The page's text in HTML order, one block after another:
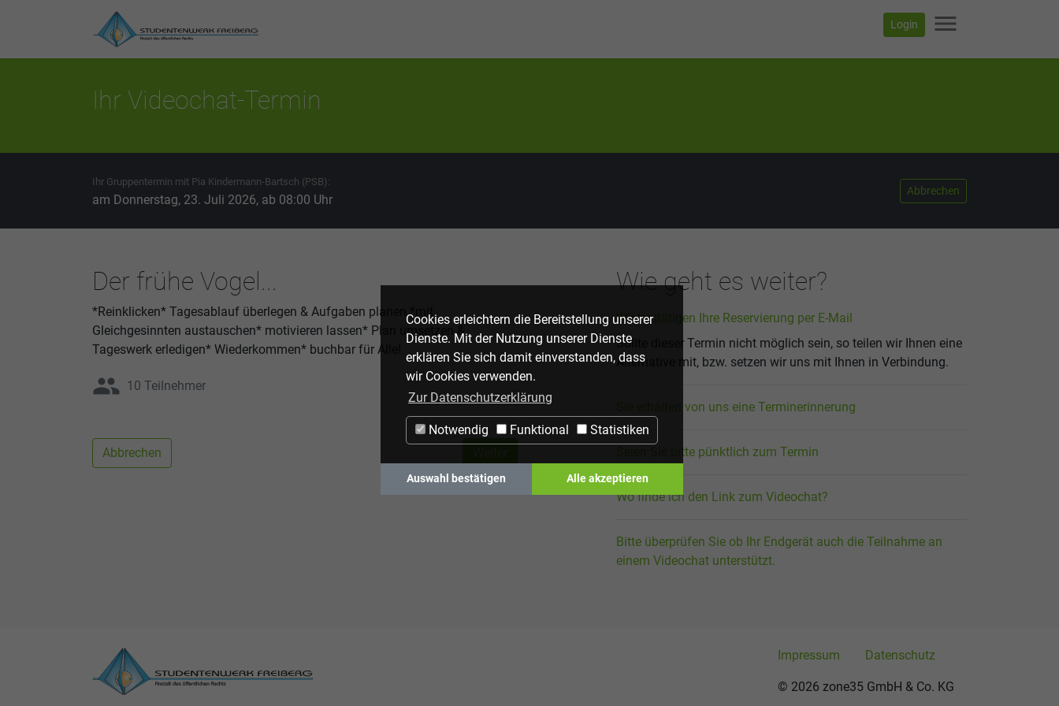
Cookies erleichtern die Bereitstellung unserer
Dienste. Mit der Nutzung unserer Dienste
erklären Sie sich damit einverstanden, dass
wir Cookies verwenden.
Zur Datenschutzerklärung
Notwendig Funktional Statistiken
Auswahl bestätigen Alle akzeptieren
Login menu
Ihr Videochat-Termin
Ihr Gruppentermin mit Pia Kindermann-Bartsch (PSB):
am Donnerstag, 23. Juli 2026, ab 08:00 Uhr
Abbrechen
Der frühe Vogel...
*Reinklicken* Tagesablauf überlegen & Aufgaben planen *mit
Gleichgesinnten austauschen* motivieren lassen* Plan umsetzen &
Tageswerk erledigen* Wiederkommen* buchbar für Alle!
group 10 Teilnehmer
Abbrechen
Wie geht es weiter?
Wir bestätigen Ihre Reservierung per E-Mail
Sollte dieser Termin nicht möglich sein, so teilen wir Ihnen eine
Alternative mit, bzw. setzen wir uns mit Ihnen in Verbindung.
Sie erhalten von uns eine Terminerinnerung
Seien Sie bitte pünktlich zum Termin
Wo finde ich den Link zum Videochat?
Bitte überprüfen Sie ob Ihr Endgerät auch die Teilnahme an
einem Videochat unterstützt.
Impressum Datenschutz
© 2026 zone35 GmbH & Co. KG